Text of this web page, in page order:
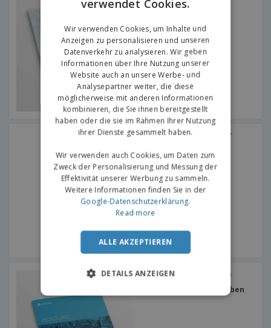
Geklebt
A5 ausgekleidete Blätter
Broschüren 210 x 210 mm
Quadratisch | Bindung oben
verwendet Cookies.
Wir verwenden Cookies, um Inhalte und
Anzeigen zu personalisieren und unseren
Datenverkehr zu analysieren. Wir geben
Informationen über Ihre Nutzung unserer
Website auch an unsere Werbe- und
Analysepartner weiter, die diese
möglicherweise mit anderen Informationen
kombinieren, die Sie ihnen bereitgestellt
haben oder die sie im Rahmen Ihrer Nutzung
ihrer Dienste gesammelt haben.
Wir verwenden auch Cookies, um Daten zum
Zweck der Personalisierung und Messung der
Effektivität unserer Werbung zu sammeln.
Weitere Informationen finden Sie in der
Google-Datenschutzerklärung.
Read more
ALLE AKZEPTIEREN
DETAILS ANZEIGEN